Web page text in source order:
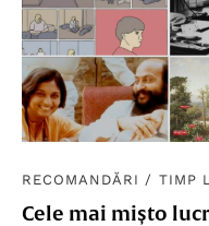
RECOMANDĂRI / TIMP
Cele mai mișto